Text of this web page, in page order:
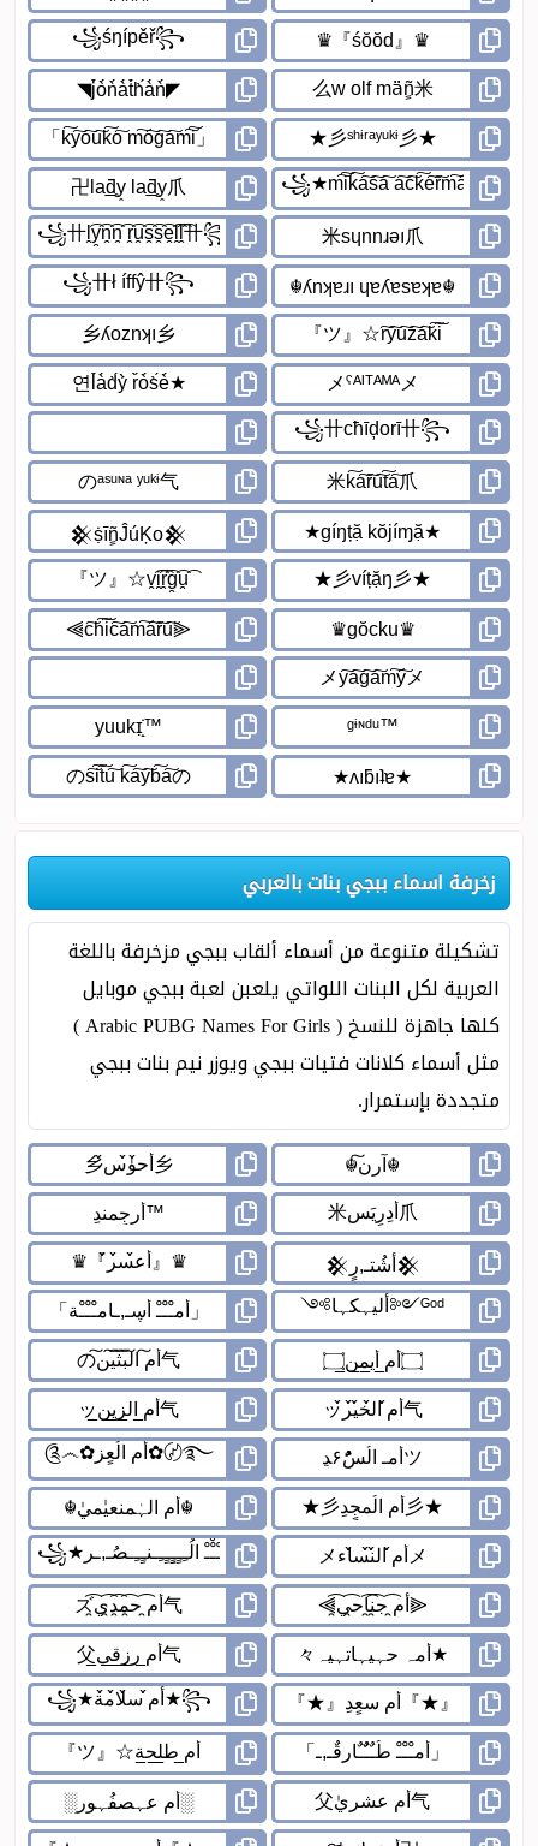
زخرفة اسماء ببجي بنات بالعربي
تشكيلة متنوعة من أسماء ألقاب ببجي مزخرفة باللغة
العربية لكل البنات اللواتي يلعبن لعبة ببجي موبايل
كلها جاهزة للنسخ ( Arabic PUBG Names For Girls )
مثل أسماء كلانات فتيات ببجي ويوزر نيم بنات ببجي
متجددة بإستمرار.